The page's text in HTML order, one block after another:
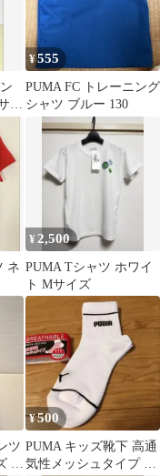
イ
¥555
PUMA FC トレーニング
シャツ ブルー 130
ネ
¥ 2,500
PUMA Tシャツ ホワイ
ト Mサイズ
ツ
サ
¥500
PUMA キッズ靴下 高通
気性メッシュタイプ ホ